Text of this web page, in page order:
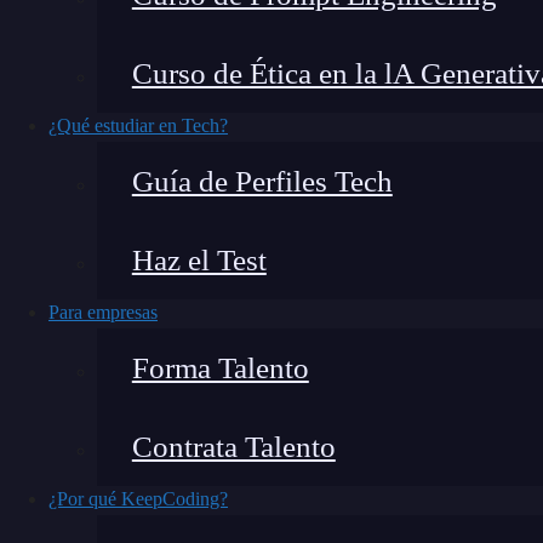
Curso de Ética en la lA
¿Qué estudiar en Tech?
Guía de Perfiles Tech
Haz el Test
Para empresas
Forma Talento
Contrata Talento
¿Por qué KeepCoding?
En la era actual de latecnología , el juego está
Sabemos que la programación
siempre ha sido
de algoritmos hasta la solución de problemas
ingenio y habilidades técnicas para llevar a
cómo esta inteligencia artificial se ha
¿Qué encontrarás en este post?